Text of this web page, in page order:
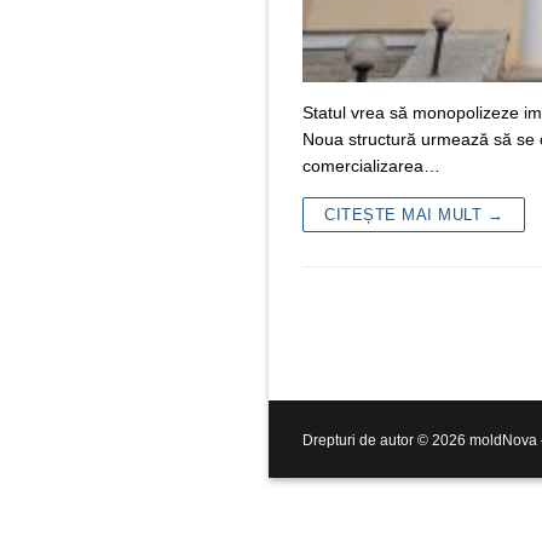
Statul vrea să monopolizeze
Noua structură urmează să
comercializarea…
CITEȘTE MAI MULT →
Drepturi de autor © 2026 moldNova